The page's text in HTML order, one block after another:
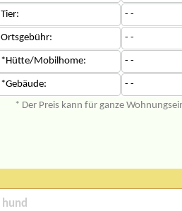
Tier: - -
Ortsgebühr: - -
*Hütte/Mobilhome: - -
*Gebäude: - -
* Der Preis kann für ganze